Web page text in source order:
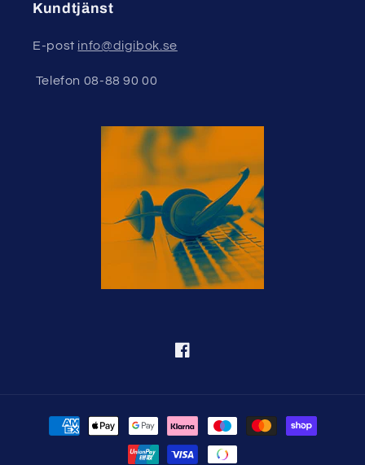
Kundtjänst
E-post info@digibok.se
Telefon 08-88 90 00
Facebook
Betalningsmetoder